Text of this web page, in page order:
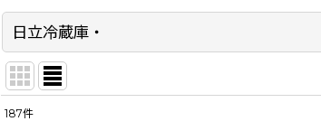
日立冷蔵庫・
187件